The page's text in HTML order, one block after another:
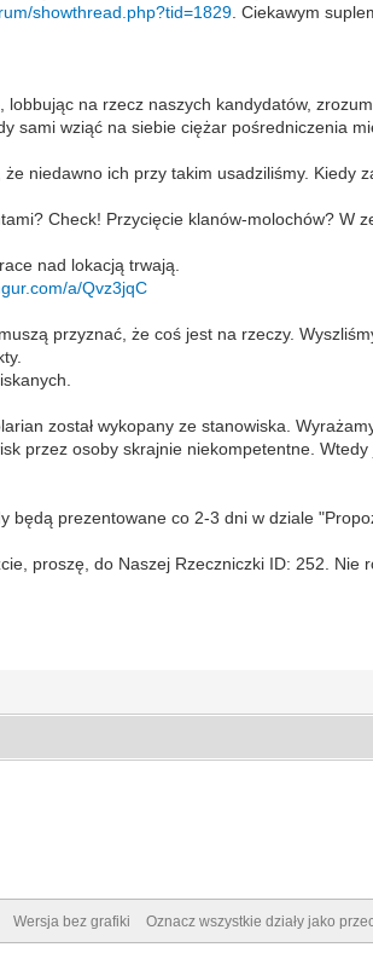
showthread.php?tid=1829 . Ciekawym
lobbując na rzecz naszych kandydatów,
sami wziąć na siebie ciężar pośredniczenia
że niedawno ich przy takim usadziliśmy.
Check! Przycięcie klanów-molochów? W
nad lokacją trwają.
a/Qvz3jqC
przyznać, że coś jest na rzeczy.
został wykopany ze stanowiska.
przez osoby skrajnie niekompetentne.
będą prezentowane co 2-3 dni w dziale
proszę, do Naszej Rzeczniczki ID: 252.
Wersja bez grafiki Oznacz wszystkie działy jako